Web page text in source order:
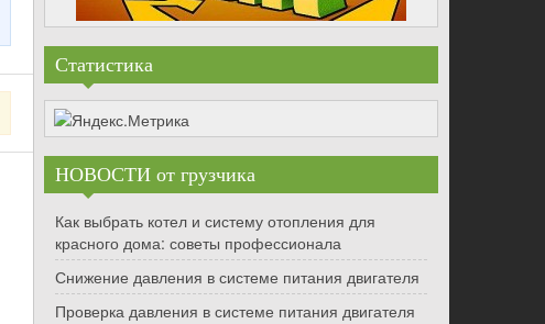
Статистика
НОВОСТИ от грузчика
Как выбрать котел и систему отопления для
красного дома: советы профессионала
Снижение давления в системе питания двигателя
Проверка давления в системе питания двигателя